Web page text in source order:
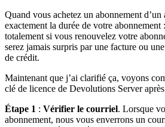
Quand vous achetez un abonnement
exactement la durée de votre
totalement si vous renouvelez votre
serez jamais surpris par une facture ou
de crédit.
Maintenant que j’ai clarifié ça, voyons
clé de licence de Devolutions Server
Étape 1 : Vérifier le courriel. Lorsque
abonnement, nous vous enverrons un